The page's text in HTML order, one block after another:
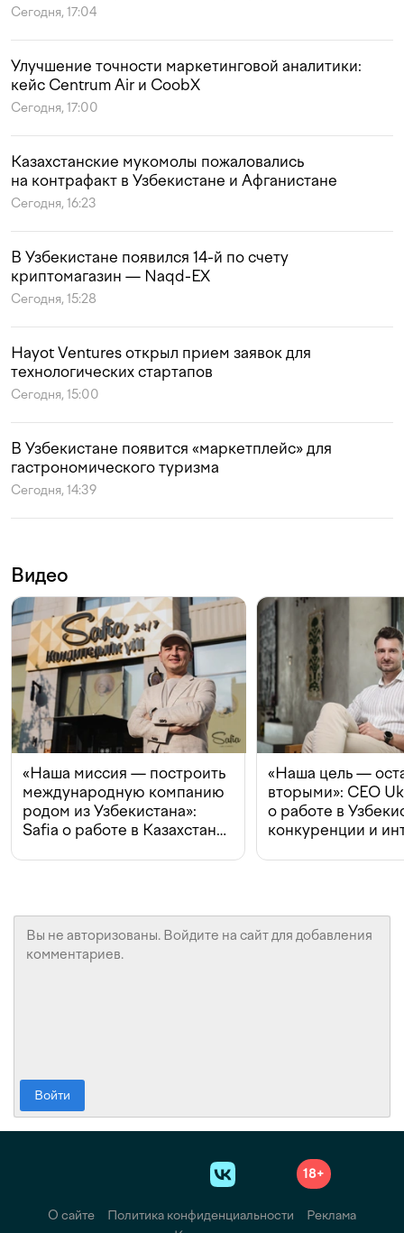
Сегодня, 17:04
Улучшение точности маркетинговой аналитики:
кейс Centrum Air и CoobX
Сегодня, 17:00
Казахстанские мукомолы пожаловались
на контрафакт в Узбекистане и Афганистане
Сегодня, 16:23
В Узбекистане появился 14-й по счету
криптомагазин — Naqd-EX
Сегодня, 15:28
Hayot Ventures открыл прием заявок для
технологических стартапов
Сегодня, 15:00
В Узбекистане появится «маркетплейс» для
гастрономического туризма
Сегодня, 14:39
Видео
«Наша миссия — построить
международную компанию
родом из Узбекистана»:
Safia о работе в Казахстане,
«Наша цель —
вторыми»: CEO
о работе в
конкуренции и
Войти
18+
О сайте Политика конфиденциальности
Реклама